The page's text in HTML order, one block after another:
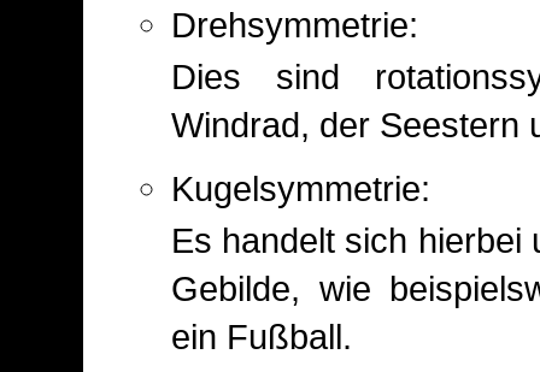
Drehsymmetrie:
Dies sind
Windrad, der Seestern
Kugelsymmetrie:
Es handelt sich hierbei
Gebilde, wie
ein Fußball.